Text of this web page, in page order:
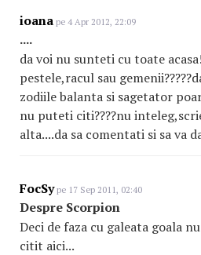
ioana pe 4 Apr 2012, 22:09
....
da voi nu sunteti cu toate
pestele,racul sau
zodiile balanta si sagetator
nu puteti citi????nu
alta....da sa comentati si sa va
FocSype 17 Sep 2011, 02:40
Despre Scorpion
Deci de faza cu galeata goala
citit aici...